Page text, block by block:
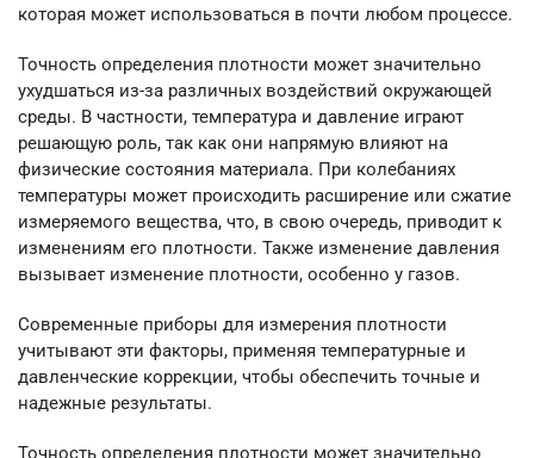
которая может использоваться в почти любом процессе.
Точность определения плотности может значительно
ухудшаться из-за различных воздействий окружающей
среды. В частности, температура и давление играют
решающую роль, так как они напрямую влияют на
физические состояния материала. При колебаниях
температуры может происходить расширение или сжатие
измеряемого вещества, что, в свою очередь, приводит к
изменениям его плотности. Также изменение давления
вызывает изменение плотности, особенно у газов.
Современные приборы для измерения плотности
учитывают эти факторы, применяя температурные и
давленческие коррекции, чтобы обеспечить точные и
надежные результаты.
Точность определения плотности может значительно